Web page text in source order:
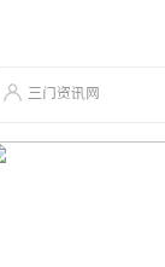
三门资讯网